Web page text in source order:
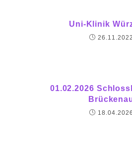
Uni-Klinik
26.11.2022
01.02.2026
18.04.2026